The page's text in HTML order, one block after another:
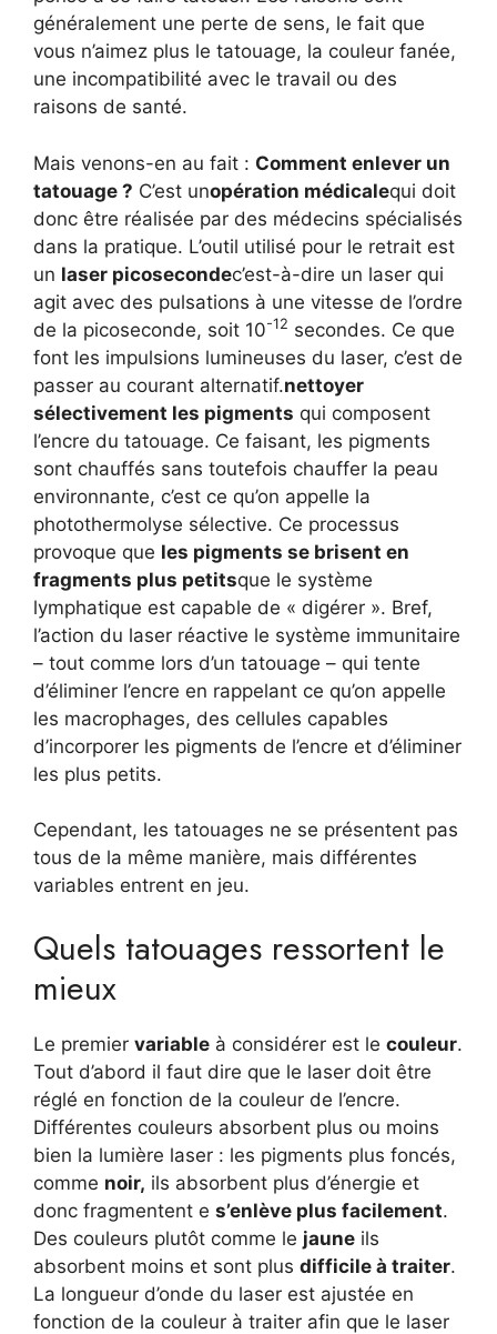
généralement une perte de sens, le fait que
vous n’aimez plus le tatouage, la couleur fanée,
une incompatibilité avec le travail ou des
raisons de santé.
Mais venons-en au fait : Comment enlever un
tatouage ? C’est unopération médicalequi doit
donc être réalisée par des médecins spécialisés
dans la pratique. L’outil utilisé pour le retrait est
un laser picosecondec’est-à-dire un laser qui
agit avec des pulsations à une vitesse de l’ordre
de la picoseconde, soit 10-12 secondes. Ce que
font les impulsions lumineuses du laser, c’est de
passer au courant alternatif.nettoyer
sélectivement les pigments qui composent
l’encre du tatouage. Ce faisant, les pigments
sont chauffés sans toutefois chauffer la peau
environnante, c’est ce qu’on appelle la
photothermolyse sélective. Ce processus
provoque que les pigments se brisent en
fragments plus petitsque le système
lymphatique est capable de « digérer ». Bref,
l’action du laser réactive le système immunitaire
– tout comme lors d’un tatouage – qui tente
d’éliminer l’encre en rappelant ce qu’on appelle
les macrophages, des cellules capables
d’incorporer les pigments de l’encre et d’éliminer
les plus petits.
Cependant, les tatouages ​​ne se présentent pas
tous de la même manière, mais différentes
variables entrent en jeu.
Quels tatouages ​​ressortent le
mieux
Le premier variable à considérer est le couleur.
Tout d’abord il faut dire que le laser doit être
réglé en fonction de la couleur de l’encre.
Différentes couleurs absorbent plus ou moins
bien la lumière laser : les pigments plus foncés,
comme noir, ils absorbent plus d’énergie et
donc fragmentent e s’enlève plus facilement.
Des couleurs plutôt comme le jaune ils
absorbent moins et sont plus difficile à traiter.
La longueur d’onde du laser est ajustée en
fonction de la couleur à traiter afin que le laser